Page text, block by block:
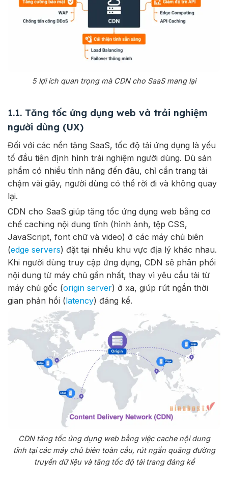
5 lợi ích quan trọng mà CDN cho SaaS mang lại
1.1. Tăng tốc ứng dụng web và trải nghiệm
người dùng (UX)
Đối với các nền tảng SaaS, tốc độ tải ứng dụng là yếu
tố đầu tiên định hình trải nghiệm người dùng. Dù sản
phẩm có nhiều tính năng đến đâu, chỉ cần trang tải
chậm vài giây, người dùng có thể rời đi và không quay
lại.
CDN cho SaaS giúp tăng tốc ứng dụng web bằng cơ
chế caching nội dung tĩnh (hình ảnh, tệp CSS,
JavaScript, font chữ và video) ở các máy chủ biên
(edge servers) đặt tại nhiều khu vực địa lý khác nhau.
Khi người dùng truy cập ứng dụng, CDN sẽ phân phối
nội dung từ máy chủ gần nhất, thay vì yêu cầu tải từ
máy chủ gốc (origin server) ở xa, giúp rút ngắn thời
gian phản hồi (latency) đáng kể.
CDN tăng tốc ứng dụng web bằng việc cache nội dung
tĩnh tại các máy chủ biên toàn cầu, rút ngắn quãng đường
truyền dữ liệu và tăng tốc độ tải trang đáng kể